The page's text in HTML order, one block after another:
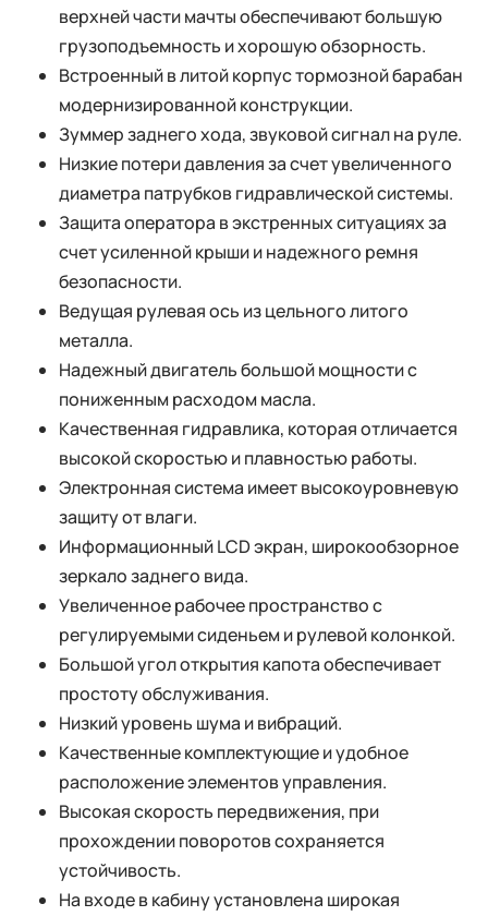
верхней части мачты обеспечивают большую
грузоподъемность и хорошую обзорность.
Встроенный в литой корпус тормозной барабан
модернизированной конструкции.
Зуммер заднего хода, звуковой сигнал на руле.
Низкие потери давления за счет увеличенного
диаметра патрубков гидравлической системы.
Защита оператора в экстренных ситуациях за
счет усиленной крыши и надежного ремня
безопасности.
Ведущая рулевая ось из цельного литого
металла.
Надежный двигатель большой мощности с
пониженным расходом масла.
Качественная гидравлика, которая отличается
высокой скоростью и плавностью работы.
Электронная система имеет высокоуровневую
защиту от влаги.
Информационный LCD экран, широкообзорное
зеркало заднего вида.
Увеличенное рабочее пространство с
регулируемыми сиденьем и рулевой колонкой.
Большой угол открытия капота обеспечивает
простоту обслуживания.
Низкий уровень шума и вибраций.
Качественные комплектующие и удобное
расположение элементов управления.
Высокая скорость передвижения, при
прохождении поворотов сохраняется
устойчивость.
На входе в кабину установлена широкая